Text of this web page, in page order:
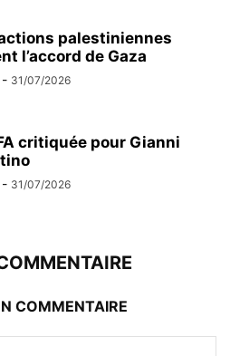
palestiniennes
l’accord de Gaza
- 31/07/2026
critiquée pour Gianni
- 31/07/2026
COMMENTAIRE